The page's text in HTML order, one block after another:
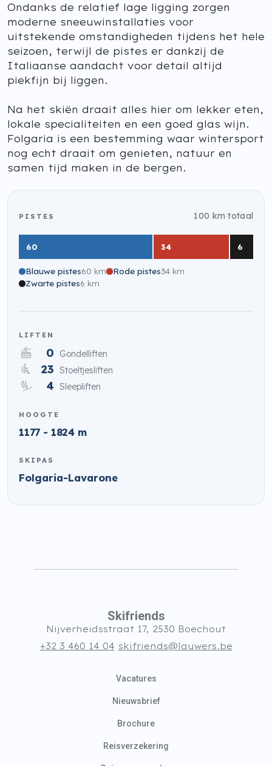
Ondanks de relatief lage ligging zorgen
moderne sneeuwinstallaties voor
uitstekende omstandigheden tijdens het hele
seizoen, terwijl de pistes er dankzij de
Italiaanse aandacht voor detail altijd
piekfijn bij liggen.
Na het skiën draait alles hier om lekker eten,
lokale specialiteiten en een goed glas wijn.
Folgaria is een bestemming waar wintersport
nog echt draait om genieten, natuur en
samen tijd maken in de bergen.
PISTES 100 km totaal
60 34 6
Blauwe pistes60 km Rode pistes34 km
Zwarte pistes6 km
LIFTEN
0 Gondelliften
23 Stoeltjesliften
4 Sleepliften
HOOGTE
1177 - 1824 m
SKIPAS
Folgaria-Lavarone
Skifriends
Nijverheidsstraat 17, 2530 Boechout
+32 3 460 14 04 skifriends@lauwers.be
Vacatures
Nieuwsbrief
Brochure
Reisverzekering